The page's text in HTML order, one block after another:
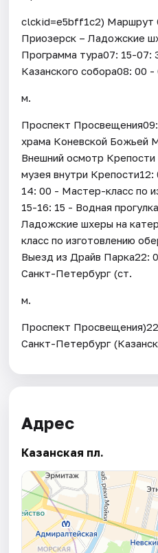
clckid=e5bff1c2) Маршрут
Приозерск – Ладожские
Программа тура07: 15-07:
Казанского собора08: 00
м.
Проспект
храма Коневской Божьей
Внешний осмотр
музея внутри
14: 00 - Мастер-класс по
15-16: 15 - Водная
Ладожские шхеры на
класс по изготовлению
Выезд из Драйв Парка22:
Санкт-Петербург (ст.
м.
Проспект
Санкт-Петербург
Адрес
Казанская пл.